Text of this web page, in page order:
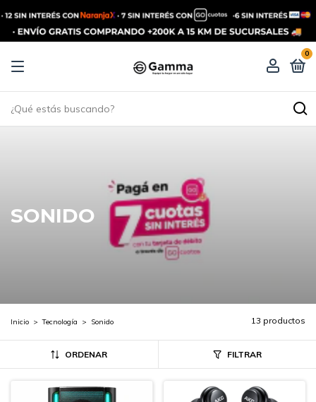
0
SONIDO
Inicio > Tecnología > Sonido 13 productos
ORDENAR FILTRAR